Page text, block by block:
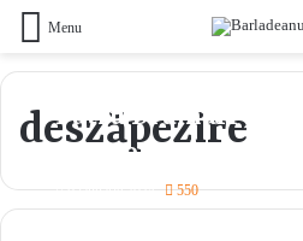
Menu
deszăpezire
Patru Drumuri
Temporar din
Echipele de
9 ianuarie 2024 550